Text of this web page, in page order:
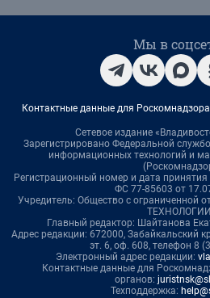
Мы в
Контактные данные для
Сетевое издание
Зарегистрировано Федеральной
информационных технологий и
Регистрационный номер и дата
ФС 77-85603 от
Учредитель: Общество с ограниченной
Главный редактор: Шайтанова
Адрес редакции: 672000, Забайкальский
эт. 6, оф. 608, телефон 8
Электронный адрес редакции:
Контактные данные для
органов:
Техподдержка: